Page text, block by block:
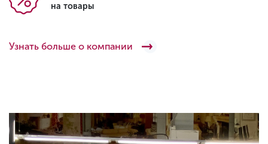
на товары
Узнать больше о компании